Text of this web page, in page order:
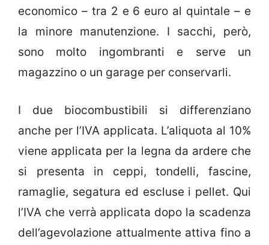
economico – tra 2 e 6 euro al quintale – e
la minore manutenzione. I sacchi, però,
sono molto ingombranti e serve un
magazzino o un garage per conservarli.
I due biocombustibili si differenziano
anche per l’IVA applicata. L’aliquota al 10%
viene applicata per la legna da ardere che
si presenta in ceppi, tondelli, fascine,
ramaglie, segatura ed escluse i pellet. Qui
l’IVA che verrà applicata dopo la scadenza
dell’agevolazione attualmente attiva fino a